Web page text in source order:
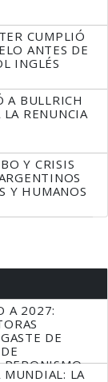
CUMPLIÓ
ANTES DE
INGLÉS
A BULLRICH
RENUNCIA
Y CRISIS
Y HUMANOS
A 2027:
DE
PERONISMO
MUNDIAL: LA